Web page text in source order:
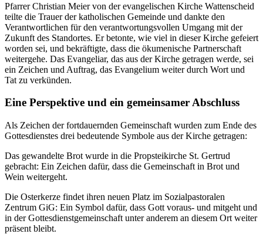
Pfarrer Christian Meier von der evangelischen Kirche Wattenscheid
teilte die Trauer der katholischen Gemeinde und dankte den
Verantwortlichen für den verantwortungsvollen Umgang mit der
Zukunft des Standortes. Er betonte, wie viel in dieser Kirche gefeiert
worden sei, und bekräftigte, dass die ökumenische Partnerschaft
weitergehe. Das Evangeliar, das aus der Kirche getragen werde, sei
ein Zeichen und Auftrag, das Evangelium weiter durch Wort und
Tat zu verkünden.
Eine Perspektive und ein gemeinsamer Abschluss
Als Zeichen der fortdauernden Gemeinschaft wurden zum Ende des
Gottesdienstes drei bedeutende Symbole aus der Kirche getragen:
Das gewandelte Brot wurde in die Propsteikirche St. Gertrud
gebracht: Ein Zeichen dafür, dass die Gemeinschaft in Brot und
Wein weitergeht.
Die Osterkerze findet ihren neuen Platz im Sozialpastoralen
Zentrum GiG: Ein Symbol dafür, dass Gott voraus- und mitgeht und
in der Gottesdienstgemeinschaft unter anderem an diesem Ort weiter
präsent bleibt.